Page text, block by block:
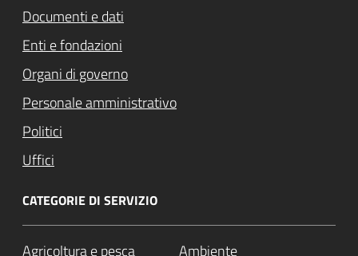
Documenti e dati
Enti e fondazioni
Organi di governo
Personale amministrativo
Politici
Uffici
CATEGORIE DI SERVIZIO
Agricoltura e pesca Ambiente